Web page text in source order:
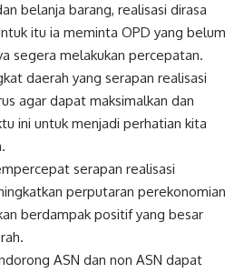
belanja barang, realisasi dirasa
itu ia meminta OPD yang belum
segera melakukan percepatan.
daerah yang serapan realisasi
agar dapat maksimalkan dan
ini untuk menjadi perhatian kita
serapan realisasi
perputaran perekonomian
berdampak positif yang besar
ASN dan non ASN dapat